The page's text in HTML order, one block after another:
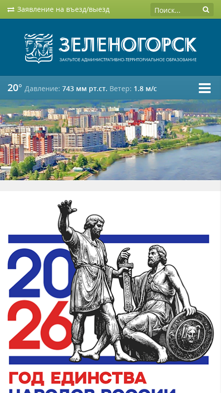
Заявление на въезд/выезд
20° Давление: 743 мм рт.ст. Ветер: 1.8 м/c